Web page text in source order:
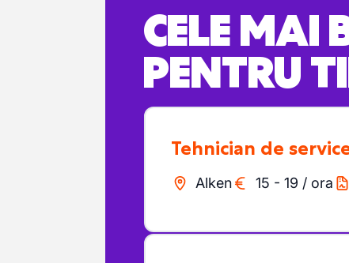
CELE MAI
PENTRU
Tehnician de
Alken 15 - 19 / ora